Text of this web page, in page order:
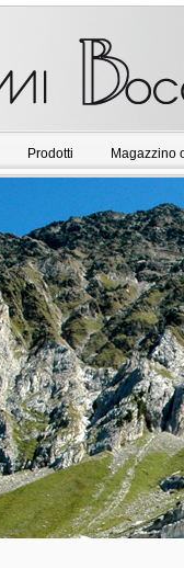
Prodotti Magazzino